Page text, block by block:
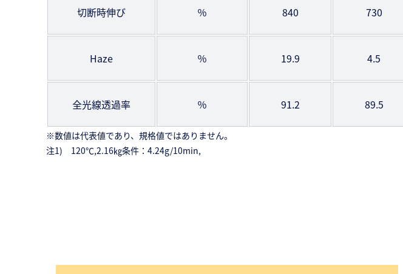
切断時伸び ％ 840 730
Haze ％ 19.9 4.5
全光線透過率 ％ 91.2 89.5
※数値は代表値であり、規格値ではありません。
注1) 120℃,2.16㎏条件：4.24g/10min,